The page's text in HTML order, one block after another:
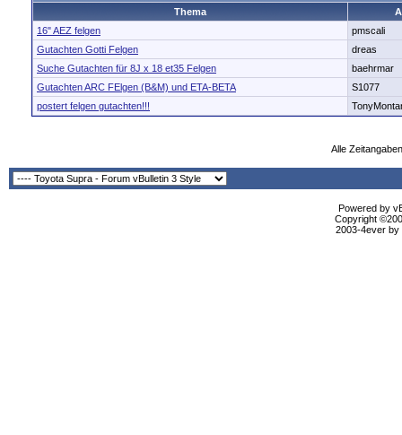
Thema
16" AEZ felgen
pmscali
Gutachten Gotti Felgen
dreas
Suche Gutachten für 8J x 18 et35 Felgen
baehrmar
Gutachten ARC FElgen (B&M) und ETA-BETA
S1077
postert felgen gutachten!!!
Alle
Powered by
Copyright
2003-4ever by